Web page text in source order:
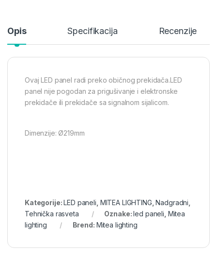
Opis Specifikacija Recenzije
Ovaj LED panel radi preko običnog prekidača.LED
panel nije pogodan za prigušivanje i elektronske
prekidače ili prekidače sa signalnom sijalicom.
Dimenzije: Ø219mm
Kategorije:LED paneli MITEA LIGHTING ,Nadgradni
Tehnička rasveta
Oznake:led paneli Mitea
lighting
Brend: Mitea lighting